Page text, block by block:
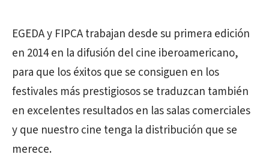
EGEDA y FIPCA trabajan desde su primera edición
en 2014 en la difusión del cine iberoamericano,
para que los éxitos que se consiguen en los
festivales más prestigiosos se traduzcan también
en excelentes resultados en las salas comerciales
y que nuestro cine tenga la distribución que se
merece.